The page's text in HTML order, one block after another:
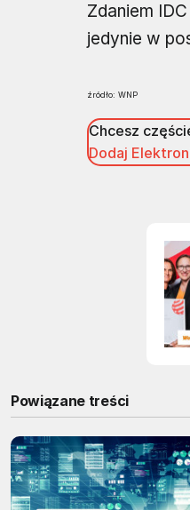
Zdaniem
jedynie w
źródło: WNP
Chcesz
Dodaj
Powiązane treści